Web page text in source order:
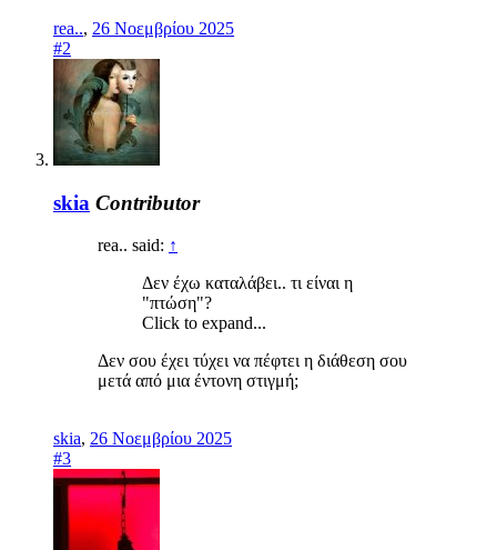
rea.., 26 Νοεμβρίου 2025
#2
skia Contributor
rea.. said: ↑
Δεν έχω καταλάβει.. τι είναι η
"πτώση"?
Click to expand...
Δεν σου έχει τύχει να πέφτει η διάθεση σου
μετά από μια έντονη στιγμή;
skia, 26 Νοεμβρίου 2025
#3